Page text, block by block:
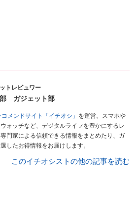
トレビュワー
ガジェット部
コメンドサイト「イチオシ」 を運営。スマホや
ォッチなど、デジタルライフを豊かにするレ
門家による信頼できる情報をまとめたり、ガ
したお得情報をお届けします。
このイチオシストの他の記事を読む